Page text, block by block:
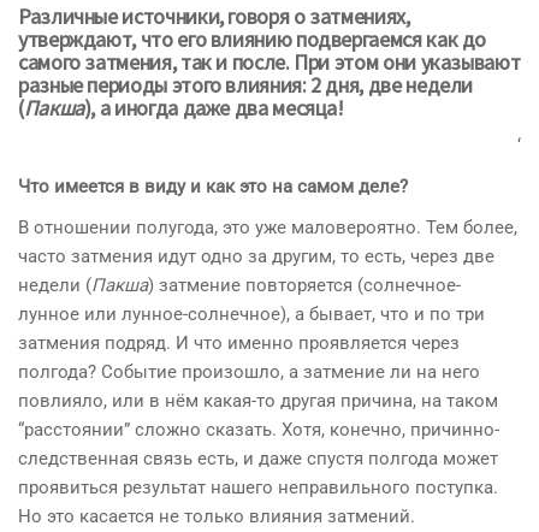
Различные источники, говоря о затмениях,
утверждают, что его влиянию подвергаемся как до
самого затмения, так и после. При этом они указывают
разные периоды этого влияния: 2 дня, две недели
(Пакша), а иногда даже два месяца!
‘
Что имеется в виду и как это на самом деле?
В отношении полугода, это уже маловероятно. Тем более,
часто затмения идут одно за другим, то есть, через две
недели (Пакша) затмение повторяется (солнечное-
лунное или лунное-солнечное), а бывает, что и по три
затмения подряд. И что именно проявляется через
полгода? Событие произошло, а затмение ли на него
повлияло, или в нём какая-то другая причина, на таком
“расстоянии” сложно сказать. Хотя, конечно, причинно-
следственная связь есть, и даже спустя полгода может
проявиться результат нашего неправильного поступка.
Но это касается не только влияния затмений.